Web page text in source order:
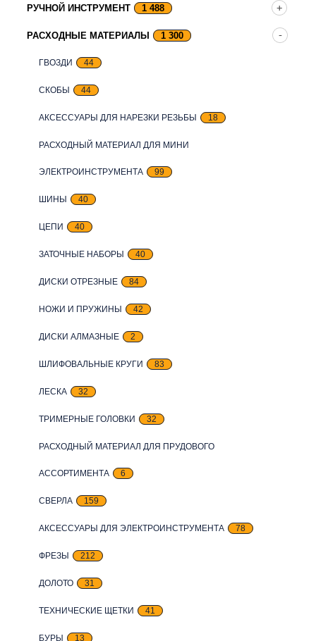
РУЧНОЙ ИНСТРУМЕНТ 1 488
РАСХОДНЫЕ МАТЕРИАЛЫ 1 300
ГВОЗДИ 44
СКОБЫ 44
АКСЕССУАРЫ ДЛЯ НАРЕЗКИ РЕЗЬБЫ 18
РАСХОДНЫЙ МАТЕРИАЛ ДЛЯ МИНИ
ЭЛЕКТРОИНСТРУМЕНТА 99
ШИНЫ 40
ЦЕПИ 40
ЗАТОЧНЫЕ НАБОРЫ 40
ДИСКИ ОТРЕЗНЫЕ 84
НОЖИ И ПРУЖИНЫ 42
ДИСКИ АЛМАЗНЫЕ 2
ШЛИФОВАЛЬНЫЕ КРУГИ 83
ЛЕСКА 32
ТРИМЕРНЫЕ ГОЛОВКИ 32
РАСХОДНЫЙ МАТЕРИАЛ ДЛЯ ПРУДОВОГО
АССОРТИМЕНТА 6
СВЕРЛА 159
АКСЕССУАРЫ ДЛЯ ЭЛЕКТРОИНСТРУМЕНТА 78
ФРЕЗЫ 212
ДОЛОТО 31
ТЕХНИЧЕСКИЕ ЩЕТКИ 41
БУРЫ 13